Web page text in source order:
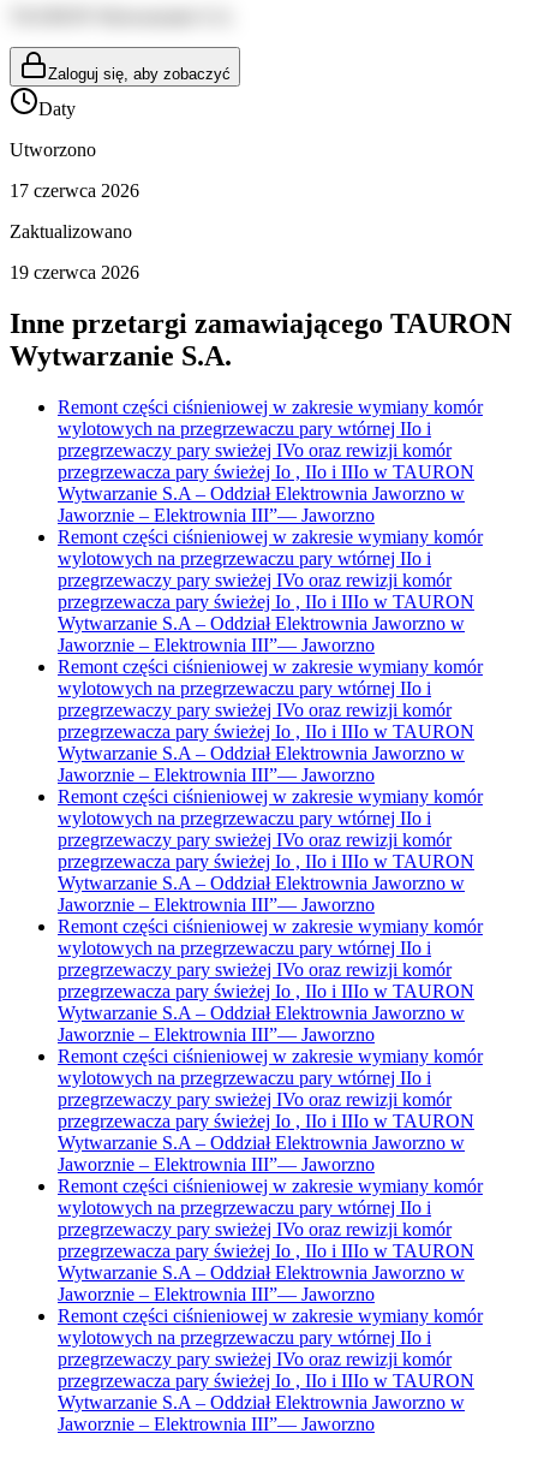
Zaloguj się, aby zobaczyć
Daty
Utworzono
17 czerwca 2026
Zaktualizowano
19 czerwca 2026
Inne przetargi zamawiającego TAURON
Wytwarzanie S.A.
Remont części ciśnieniowej w zakresie wymiany komór
wylotowych na przegrzewaczu pary wtórnej IIo i
przegrzewaczy pary swieżej IVo oraz rewizji komór
przegrzewacza pary świeżej Io , IIo i IIIo w TAURON
Wytwarzanie S.A – Oddział Elektrownia Jaworzno w
Jaworznie – Elektrownia III”— Jaworzno
Remont części ciśnieniowej w zakresie wymiany komór
wylotowych na przegrzewaczu pary wtórnej IIo i
przegrzewaczy pary swieżej IVo oraz rewizji komór
przegrzewacza pary świeżej Io , IIo i IIIo w TAURON
Wytwarzanie S.A – Oddział Elektrownia Jaworzno w
Jaworznie – Elektrownia III”— Jaworzno
Remont części ciśnieniowej w zakresie wymiany komór
wylotowych na przegrzewaczu pary wtórnej IIo i
przegrzewaczy pary swieżej IVo oraz rewizji komór
przegrzewacza pary świeżej Io , IIo i IIIo w TAURON
Wytwarzanie S.A – Oddział Elektrownia Jaworzno w
Jaworznie – Elektrownia III”— Jaworzno
Remont części ciśnieniowej w zakresie wymiany komór
wylotowych na przegrzewaczu pary wtórnej IIo i
przegrzewaczy pary swieżej IVo oraz rewizji komór
przegrzewacza pary świeżej Io , IIo i IIIo w TAURON
Wytwarzanie S.A – Oddział Elektrownia Jaworzno w
Jaworznie – Elektrownia III”— Jaworzno
Remont części ciśnieniowej w zakresie wymiany komór
wylotowych na przegrzewaczu pary wtórnej IIo i
przegrzewaczy pary swieżej IVo oraz rewizji komór
przegrzewacza pary świeżej Io , IIo i IIIo w TAURON
Wytwarzanie S.A – Oddział Elektrownia Jaworzno w
Jaworznie – Elektrownia III”— Jaworzno
Remont części ciśnieniowej w zakresie wymiany komór
wylotowych na przegrzewaczu pary wtórnej IIo i
przegrzewaczy pary swieżej IVo oraz rewizji komór
przegrzewacza pary świeżej Io , IIo i IIIo w TAURON
Wytwarzanie S.A – Oddział Elektrownia Jaworzno w
Jaworznie – Elektrownia III”— Jaworzno
Remont części ciśnieniowej w zakresie wymiany komór
wylotowych na przegrzewaczu pary wtórnej IIo i
przegrzewaczy pary swieżej IVo oraz rewizji komór
przegrzewacza pary świeżej Io , IIo i IIIo w TAURON
Wytwarzanie S.A – Oddział Elektrownia Jaworzno w
Jaworznie – Elektrownia III”— Jaworzno
Remont części ciśnieniowej w zakresie wymiany komór
wylotowych na przegrzewaczu pary wtórnej IIo i
przegrzewaczy pary swieżej IVo oraz rewizji komór
przegrzewacza pary świeżej Io , IIo i IIIo w TAURON
Wytwarzanie S.A – Oddział Elektrownia Jaworzno w
Jaworznie – Elektrownia III”— Jaworzno